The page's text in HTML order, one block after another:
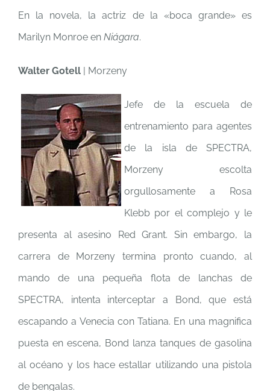
En la novela, la actriz de la «boca grande» es
Marilyn Monroe en Niágara.
Walter Gotell | Morzeny
Jefe de la escuela de
entrenamiento para agentes
de la isla de SPECTRA,
Morzeny escolta
orgullosamente a Rosa
Klebb por el complejo y le
presenta al asesino Red Grant. Sin embargo, la
carrera de Morzeny termina pronto cuando, al
mando de una pequeña flota de lanchas de
SPECTRA, intenta interceptar a Bond, que está
escapando a Venecia con Tatiana. En una magnifica
puesta en escena, Bond lanza tanques de gasolina
al océano y los hace estallar utilizando una pistola
de bengalas.